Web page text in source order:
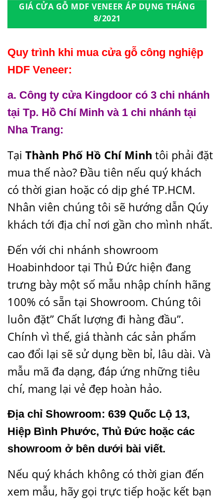
GIÁ CỬA GỖ MDF VENEER ÁP DỤNG THÁNG
8/2021
Quy trình khi mua cửa gỗ công nghiệp
HDF Veneer:
a. Công ty cửa Kingdoor có 3 chi nhánh
tại Tp. Hồ Chí Minh và 1 chi nhánh tại
Nha Trang:
Tại Thành Phố Hồ Chí Minh tôi phải đặt
mua thế nào? Đầu tiên nếu quý khách
có thời gian hoặc có dịp ghé TP.HCM.
Nhân viên chúng tôi sẽ hướng dẫn Qúy
khách tới địa chỉ nơi gần cho mình nhất.
Đến với chi nhánh showroom
Hoabinhdoor tại Thủ Đức hiện đang
trưng bày một số mẫu nhập chính hãng
100% có sẵn tại Showroom. Chúng tôi
luôn đặt” Chất lượng đi hàng đầu”.
Chính vì thế, giá thành các sản phẩm
cao đổi lại sẽ sử dụng bền bỉ, lâu dài. Và
mẫu mã đa dạng, đáp ứng những tiêu
chí, mang lại vẻ đẹp hoàn hảo.
Địa chỉ Showroom: 639 Quốc Lộ 13,
Hiệp Bình Phước, Thủ Đức hoặc các
showroom ở bên dưới bài viết.
Nếu quý khách không có thời gian đến
xem mẫu, hãy gọi trực tiếp hoặc kết bạn